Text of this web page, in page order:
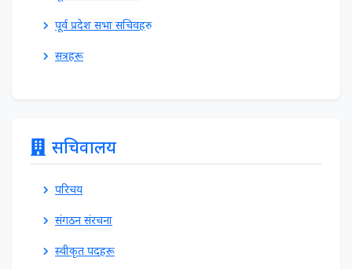
पूर्व प्रदेश सभा सचिवहरु
सत्रहरू
सचिवालय
परिचय
संगठन संरचना
स्वीकृत पदहरू